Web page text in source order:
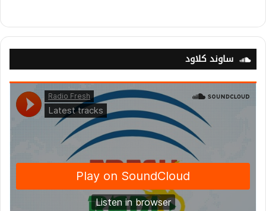
ساوند كلاود